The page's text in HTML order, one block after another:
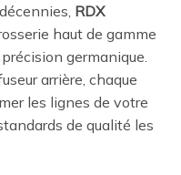
RDX
haut de gamme
germanique.
arrière, chaque
les lignes de votre
de qualité les